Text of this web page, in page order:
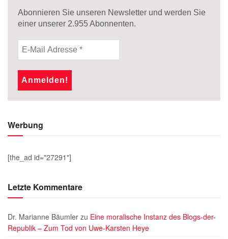
Abonnieren Sie unseren Newsletter und werden Sie
einer unserer 2.955Abonnenten.
Werbung
[the_ad id="27291"]
Letzte Kommentare
Dr. Marianne Bäumler zu Eine moralische Instanz des Blogs-der-
Republik – Zum Tod von Uwe-Karsten Heye